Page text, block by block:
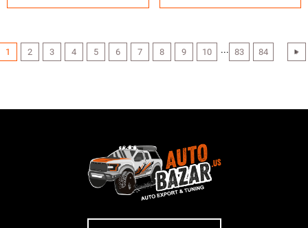
1 2 3 4 5 6 7 8 9 10 ... 83 84 ›